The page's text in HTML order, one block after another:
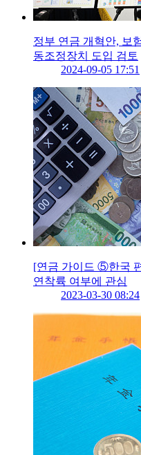
정부 연금 개혁안, 보
동조정장치 도입 검토
2024-09-05 17:51
[연금 가이드 ⑤한국
연착륙 여부에 관심
2023-03-30 08:24